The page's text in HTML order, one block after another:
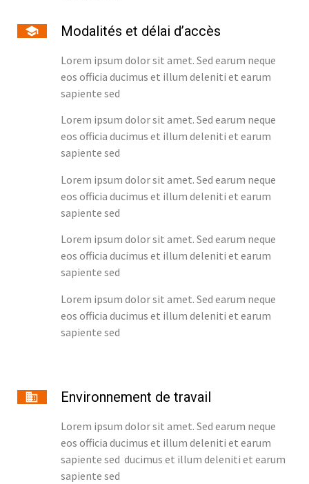
Modalités et délai d’accès
Lorem ipsum dolor sit amet. Sed earum neque
eos officia ducimus et illum deleniti et earum
sapiente sed
Lorem ipsum dolor sit amet. Sed earum neque
eos officia ducimus et illum deleniti et earum
sapiente sed
Lorem ipsum dolor sit amet. Sed earum neque
eos officia ducimus et illum deleniti et earum
sapiente sed
Lorem ipsum dolor sit amet. Sed earum neque
eos officia ducimus et illum deleniti et earum
sapiente sed
Lorem ipsum dolor sit amet. Sed earum neque
eos officia ducimus et illum deleniti et earum
sapiente sed
Environnement de travail
Lorem ipsum dolor sit amet. Sed earum neque
eos officia ducimus et illum deleniti et earum
sapiente sed ducimus et illum deleniti et earum
sapiente sed